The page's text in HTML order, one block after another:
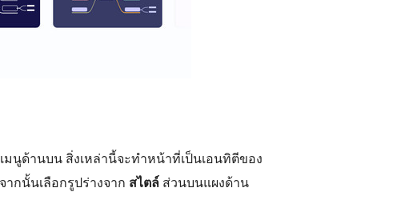
มนูด้านบน สิ่งเหล่านี้จะทำหน้าที่เป็นเอนทิตีของ
กนั้นเลือกรูปร่างจาก สไตล์ ส่วนบนแผงด้าน